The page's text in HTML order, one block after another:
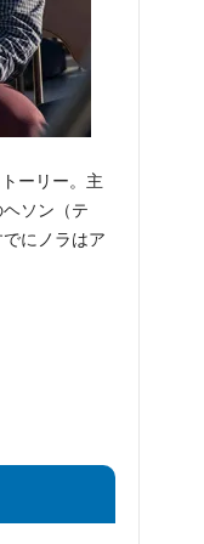
ーリー。主
ソン（テ
にノラはア